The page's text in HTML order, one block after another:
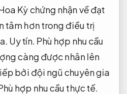
Kỳ chứng nhận về đạt
tâm hơn trong điều trị
Uy tín. Phù hợp nhu cầu
càng được nhân lên
bởi đội ngũ chuyên gia
hợp nhu cầu thực tế.